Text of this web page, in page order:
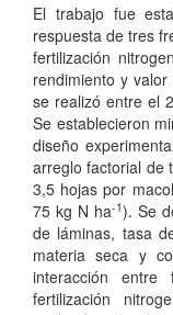
El trabajo fue
respuesta de tres
fertilización
rendimiento y
se realizó entre el
Se establecieron
diseño
arreglo factorial de
3,5 hojas por
75 kg N ha-1). Se
de láminas, tasa
materia seca y
interacción
fertilización